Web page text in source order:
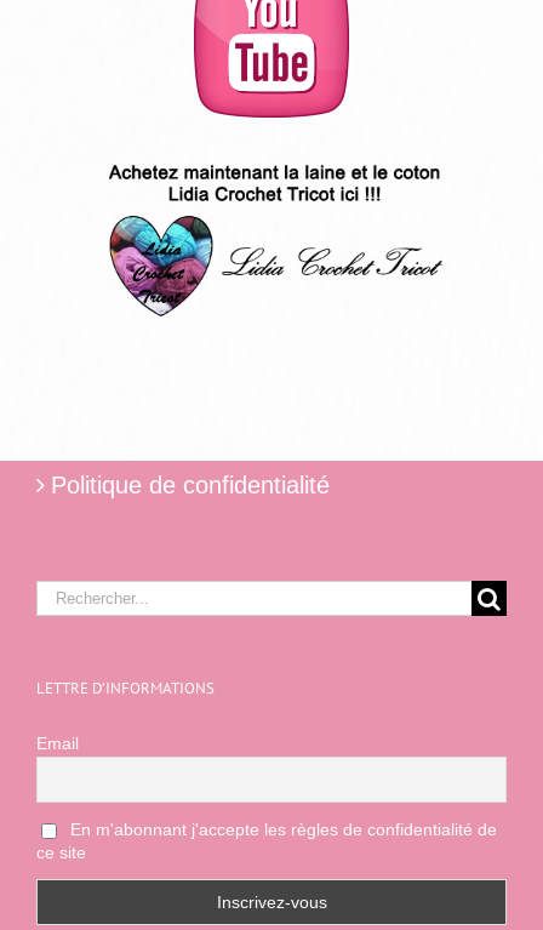
Politique de confidentialité
Rechercher:
LETTRE D’INFORMATIONS
Email
En m'abonnant j'accepte les règles de confidentialité de
ce site